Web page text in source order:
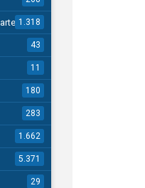
1.318
43
11
180
283
1.662
5.371
29